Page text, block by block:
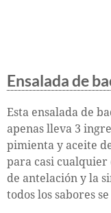
Ensalada de
Esta ensalada de
apenas lleva 3
pimienta y aceite
para casi cualquier
de antelación y la
todos los sabores